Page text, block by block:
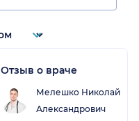
Отзыв о враче
Мелешко Николай
Александрович